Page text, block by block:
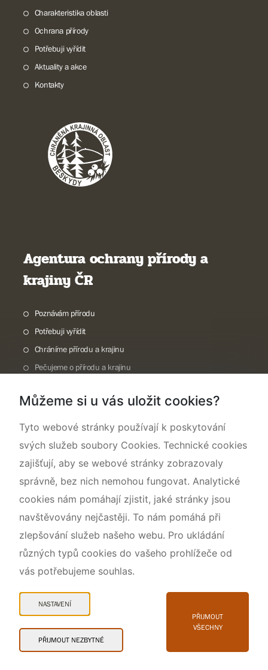
Charakteristika oblasti
Ochrana přírody
Potřebuji vyřídit
Aktuality a akce
Kontakty
Agentura ochrany přírody a
krajiny ČR
Poznávám přírodu
Potřebuji vyřídit
Chráníme přírodu a krajinu
Pečujeme o přírodu a krajinu
O nás
Snadné čtení
© 2026 AOPK ČR
Můžeme si u vás uložit cookies?
Tyto webové stránky používají k poskytování
svých služeb soubory Cookies. Technické cookies
zajišťují, aby se webové stránky zobrazovaly
správně, bez nich nemohou fungovat. Analytické
cookies nám pomáhají zjistit, jaké stránky jsou
navštěvovány nejčastěji. To nám pomáhá při
zlepšování služeb našeho webu. Pro ukládání
různých typů cookies do vašeho prohlížeče od
vás potřebujeme souhlas.
NASTAVENÍ
PŘIJMOUT NEZBYTNÉ
PŘIJMOUT
VŠECHNY